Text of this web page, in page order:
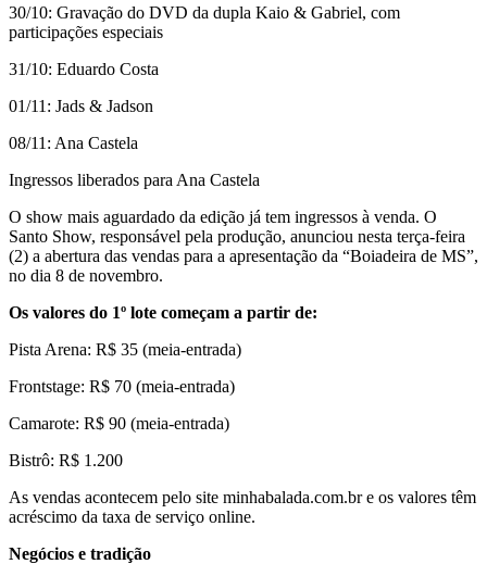
30/10: Gravação do DVD da dupla Kaio & Gabriel, com
participações especiais
31/10: Eduardo Costa
01/11: Jads & Jadson
08/11: Ana Castela
Ingressos liberados para Ana Castela
O show mais aguardado da edição já tem ingressos à venda. O
Santo Show, responsável pela produção, anunciou nesta terça-feira
(2) a abertura das vendas para a apresentação da “Boiadeira de MS”,
no dia 8 de novembro.
Os valores do 1º lote começam a partir de:
Pista Arena: R$ 35 (meia-entrada)
Frontstage: R$ 70 (meia-entrada)
Camarote: R$ 90 (meia-entrada)
Bistrô: R$ 1.200
As vendas acontecem pelo site minhabalada.com.br e os valores têm
acréscimo da taxa de serviço online.
Negócios e tradição